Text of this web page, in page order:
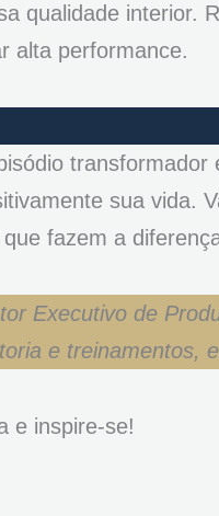
qualidade interior.
alta performance.
sua vida.
fazem a
Executivo de
e treinamentos,
e inspire-se!